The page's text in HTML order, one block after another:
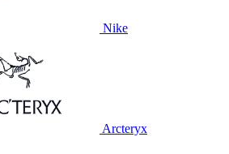
Nike
Arcteryx